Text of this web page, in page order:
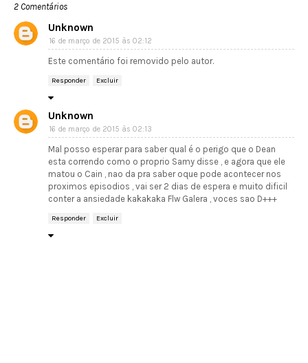
2 Comentários
Unknown
16 de março de 2015 às 02:12
Este comentário foi removido pelo autor.
Responder Excluir
Unknown
16 de março de 2015 às 02:13
Mal posso esperar para saber qual é o perigo que o Dean
esta correndo como o proprio Samy disse , e agora que ele
matou o Cain , nao da pra saber oque pode acontecer nos
proximos episodios , vai ser 2 dias de espera e muito dificil
conter a ansiedade kakakaka Flw Galera , voces sao D+++
Responder Excluir